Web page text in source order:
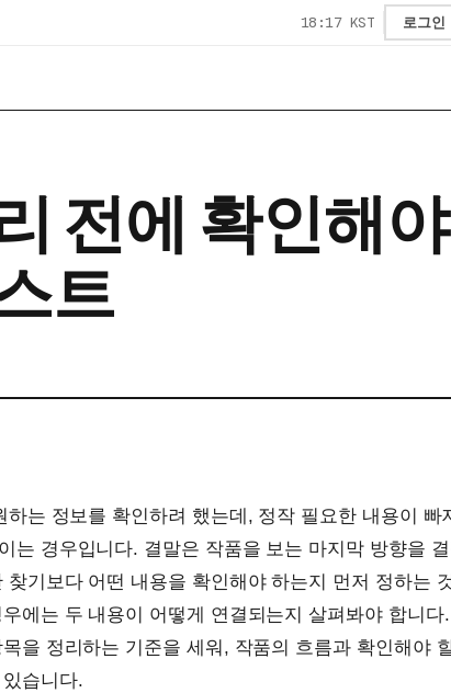
18:17 KST 로그인
전에 확인해야
트
는 정보를 확인하려 했는데, 정작 필요한 내용이 빠
는 경우입니다. 결말은 작품을 보는 마지막 방향을
기보다 어떤 내용을 확인해야 하는지 먼저 정하는
에는 두 내용이 어떻게 연결되는지 살펴봐야 합니다
을 정리하는 기준을 세워, 작품의 흐름과 확인해야
습니다.